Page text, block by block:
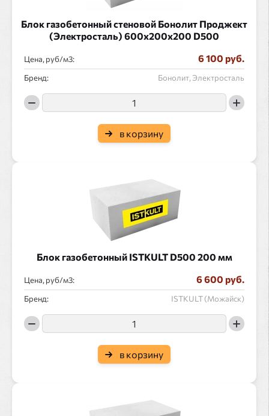
Блок газобетонный стеновой Бонолит Проджект
(Электросталь) 600x200x200 D500
Цена, руб/ : 6 100 руб.
Бренд: Бонолит, Электросталь
в корзину
Блок газобетонный ISTKULT D500 200 мм
Цена, руб/ : 6 600 руб.
Бренд: ISTKULT (Можайск)
в корзину